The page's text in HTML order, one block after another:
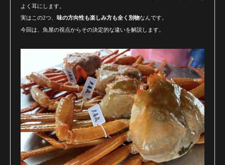
よく耳にします。
実はこの2つ、 味の方向性も楽しみ方も全く別物なんです。
今回は、魚屋の視点からその決定的な違いを解説します。